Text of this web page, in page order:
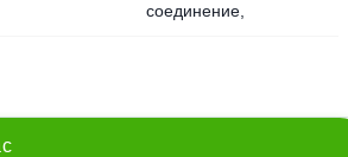
соединение,
с